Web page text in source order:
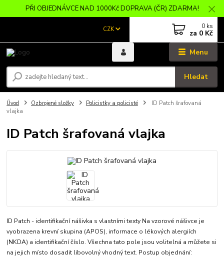
PŘI OBJEDNÁVCE NAD 1000Kč DOPRAVA (ČR) ZDARMA!
Menu
CZK
Hledat
0 ks
za 0 Kč
Úvod Ozbrojené složky Policistky a policisté
ID Patch šrafovaná
vlajka
ID Patch šrafovaná vlajka
ID Patch - identifikační nášivka s vlastními texty Na vzorové nášivce je
vyobrazena krevní skupina (APOS), informace o lékových alergiích
(NKDA) a identifikační číslo. Všechna tato pole jsou volitelná a můžete si
na jejich místo dosadit libovolný vhodný text. Postup objednání: